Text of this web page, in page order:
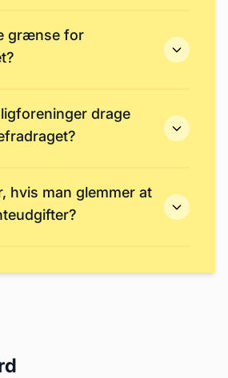
grænse for
drage
hvis man glemmer at